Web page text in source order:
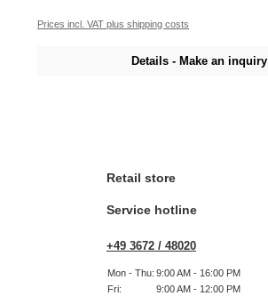
Prices incl. VAT plus shipping costs
Details - Make an inquiry
Retail store
Service hotline
+49 3672 / 48020
Mon - Thu: 9:00 AM - 16:00 PM
Fri:
9:00 AM - 12:00 PM